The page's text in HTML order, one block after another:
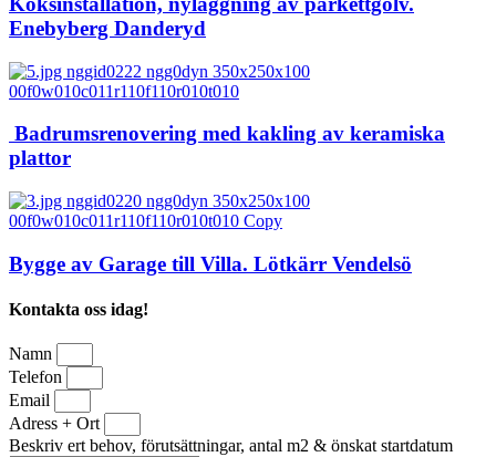
Enebyberg Danderyd
Badrumsrenovering med kakling av keramiska
plattor
Bygge av Garage till Villa. Lötkärr Vendelsö
Kontakta oss idag!
Namn
Telefon
Email
Adress + Ort
Beskriv ert behov, förutsättningar, antal m2 & önskat startdatum